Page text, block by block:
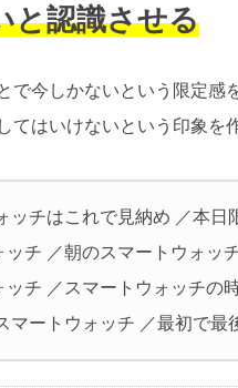
と認識させる
で今しかないという限定感
てはいけないという印象を
ッチはこれで見納め ／本日
ッチ ／朝のスマートウォッ
ッチ ／スマートウォッチの
マートウォッチ ／最初で最